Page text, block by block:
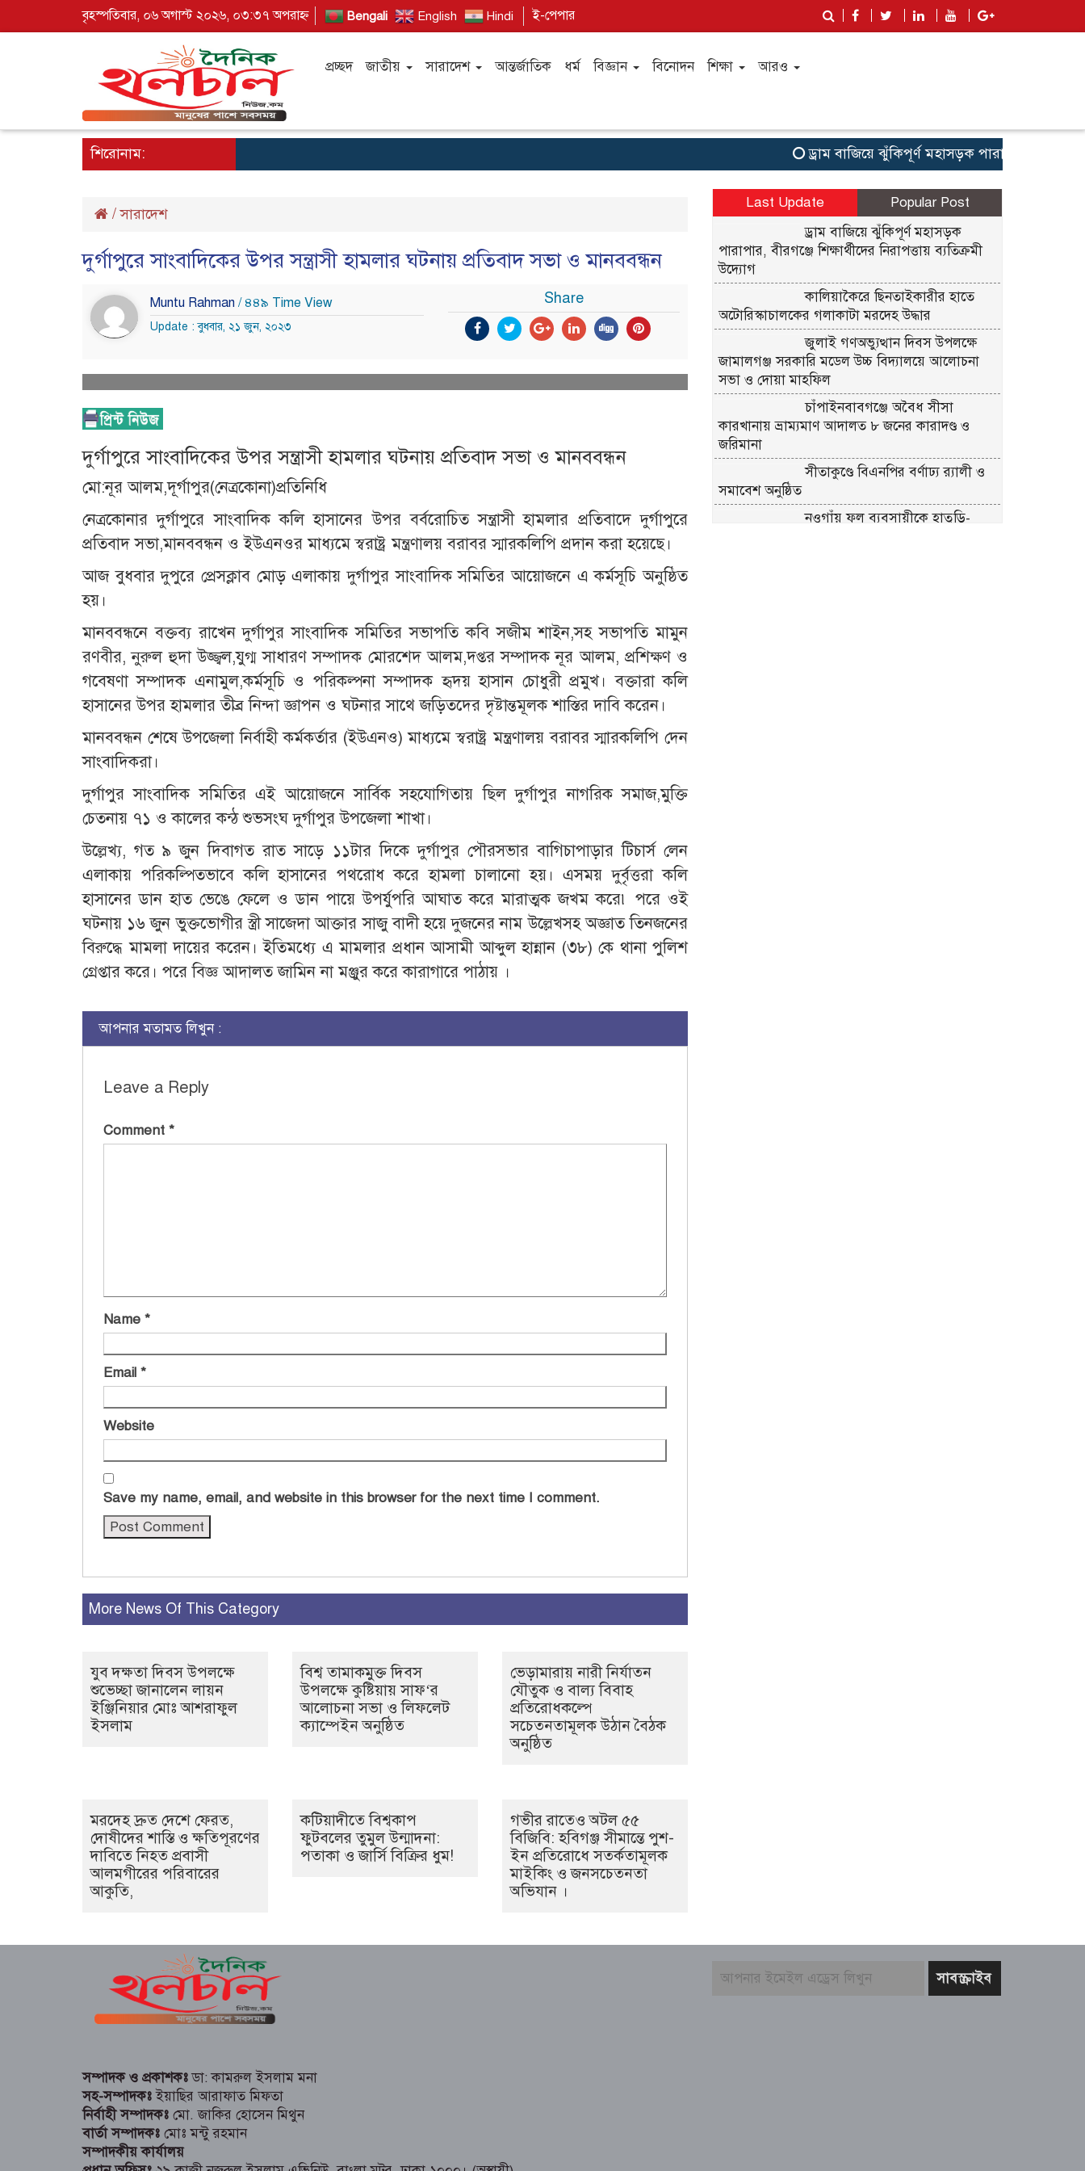
বৃহস্পতিবার, ০৬ অগাস্ট ২০২৬, ০৩:৩৭ অপরাহ্ন Bengali English Hindi ই-পেপার
প্রচ্ছদ জাতীয় সারাদেশ আন্তর্জাতিক ধর্ম বিজ্ঞান বিনোদন শিক্ষা আরও
শিরোনাম: ড্রাম বাজিয়ে ঝুঁকিপূর্ণ মহাসড়ক পারাপার, বীরগঞ্জে
/সারাদেশ
দুর্গাপুরে সাংবাদিকের উপর সন্ত্রাসী হামলার ঘটনায় প্রতিবাদ সভা ও মানববন্ধন
Muntu Rahman / ৪৪৯ Time View
Update : বুধবার, ২১ জুন, ২০২৩
Share
দুর্গাপুরে সাংবাদিকের উপর সন্ত্রাসী হামলার ঘটনায় প্রতিবাদ সভা ও মানববন্ধন
মো:নূর আলম,দূর্গাপুর(নেত্রকোনা)প্রতিনিধি
নেত্রকোনার দুর্গাপুরে সাংবাদিক কলি হাসানের উপর বর্বরোচিত সন্ত্রাসী হামলার প্রতিবাদে দুর্গাপুরে
প্রতিবাদ সভা,মানববন্ধন ও ইউএনওর মাধ্যমে স্বরাষ্ট্র মন্ত্রণালয় বরাবর স্মারকলিপি প্রদান করা হয়েছে।
আজ বুধবার দুপুরে প্রেসক্লাব মোড় এলাকায় দুর্গাপুর সাংবাদিক সমিতির আয়োজনে এ কর্মসূচি অনুষ্ঠিত
হয়।
মানববন্ধনে বক্তব্য রাখেন দুর্গাপুর সাংবাদিক সমিতির সভাপতি কবি সজীম শাইন,সহ সভাপতি মামুন
রণবীর, নুরুল হুদা উজ্জ্বল,যুগ্ম সাধারণ সম্পাদক মোরশেদ আলম,দপ্তর সম্পাদক নূর আলম, প্রশিক্ষণ ও
গবেষণা সম্পাদক এনামুল,কর্মসূচি ও পরিকল্পনা সম্পাদক হৃদয় হাসান চোধুরী প্রমুখ। বক্তারা কলি
হাসানের উপর হামলার তীব্র নিন্দা জ্ঞাপন ও ঘটনার সাথে জড়িতদের দৃষ্টান্তমূলক শাস্তির দাবি করেন।
মানববন্ধন শেষে উপজেলা নির্বাহী কর্মকর্তার (ইউএনও) মাধ্যমে স্বরাষ্ট্র মন্ত্রণালয় বরাবর স্মারকলিপি দেন
সাংবাদিকরা।
দুর্গাপুর সাংবাদিক সমিতির এই আয়োজনে সার্বিক সহযোগিতায় ছিল দুর্গাপুর নাগরিক সমাজ,মুক্তি
চেতনায় ৭১ ও কালের কন্ঠ শুভসংঘ দুর্গাপুর উপজেলা শাখা।
উল্লেখ্য, গত ৯ জুন দিবাগত রাত সাড়ে ১১টার দিকে দুর্গাপুর পৌরসভার বাগিচাপাড়ার টিচার্স লেন
এলাকায় পরিকল্পিতভাবে কলি হাসানের পথরোধ করে হামলা চালানো হয়। এসময় দুর্বৃত্তরা কলি
হাসানের ডান হাত ভেঙে ফেলে ও ডান পায়ে উপর্যুপরি আঘাত করে মারাত্মক জখম করে৷ পরে ওই
ঘটনায় ১৬ জুন ভুক্তভোগীর স্ত্রী সাজেদা আক্তার সাজু বাদী হয়ে দুজনের নাম উল্লেখসহ অজ্ঞাত তিনজনের
বিরুদ্ধে মামলা দায়ের করেন। ইতিমধ্যে এ মামলার প্রধান আসামী আব্দুল হান্নান (৩৮) কে থানা পুলিশ
গ্রেপ্তার করে। পরে বিজ্ঞ আদালত জামিন না মঞ্জুর করে কারাগারে পাঠায় ।
আপনার মতামত লিখুন :
Leave a Reply
Comment *
Name *
Email *
Website
Save my name, email, and website in this browser for the next time I comment.
More News Of This Category
যুব দক্ষতা দিবস উপলক্ষে
শুভেচ্ছা জানালেন লায়ন
ইঞ্জিনিয়ার মোঃ আশরাফুল
ইসলাম
বিশ্ব তামাকমুক্ত দিবস
উপলক্ষে কুষ্টিয়ায় সাফ‘র
আলোচনা সভা ও লিফলেট
ক্যাম্পেইন অনুষ্ঠিত
ভেড়ামারায় নারী নির্যাতন
যৌতুক ও বাল্য বিবাহ
প্রতিরোধকল্পে
সচেতনতামূলক উঠান বৈঠক
অনুষ্ঠিত
মরদেহ দ্রুত দেশে ফেরত,
দোষীদের শাস্তি ও ক্ষতিপূরণের
দাবিতে নিহত প্রবাসী
আলমগীরের পরিবারের
আকুতি,
কটিয়াদীতে বিশ্বকাপ
ফুটবলের তুমুল উন্মাদনা:
পতাকা ও জার্সি বিক্রির ধুম!
গভীর রাতেও অটল ৫৫
বিজিবি: হবিগঞ্জ সীমান্তে পুশ-
ইন প্রতিরোধে সতর্কতামূলক
মাইকিং ও জনসচেতনতা
অভিযান ।
Last Update
Popular Post
ড্রাম বাজিয়ে ঝুঁকিপূর্ণ মহাসড়ক
পারাপার, বীরগঞ্জে শিক্ষার্থীদের নিরাপত্তায় ব্যতিক্রমী
উদ্যোগ
কালিয়াকৈরে ছিনতাইকারীর হাতে
অটোরিস্কাচালকের গলাকাটা মরদেহ উদ্ধার
জুলাই গণঅভ্যুত্থান দিবস উপলক্ষে
জামালগঞ্জ সরকারি মডেল উচ্চ বিদ্যালয়ে আলোচনা
সভা ও দোয়া মাহফিল
চাঁপাইনবাবগঞ্জে অবৈধ সীসা
কারখানায় ভ্রাম্যমাণ আদালত ৮ জনের কারাদণ্ড ও
জরিমানা
সীতাকুণ্ডে বিএনপির বর্ণাঢ্য র‍্যালী ও
সমাবেশ অনুষ্ঠিত
নওগাঁয় ফল ব্যবসায়ীকে হাতুড়ি-
সম্পাদক ও প্রকাশকঃডা: কামরুল ইসলাম মনা
সহ-সম্পাদকঃইয়াছির আরাফাত মিফতা
নির্বাহী সম্পাদকঃ মো. জাকির হোসেন মিথুন
বার্তা সম্পাদকঃ মোঃ মন্টু রহমান
সম্পাদকীয় কার্যালয়